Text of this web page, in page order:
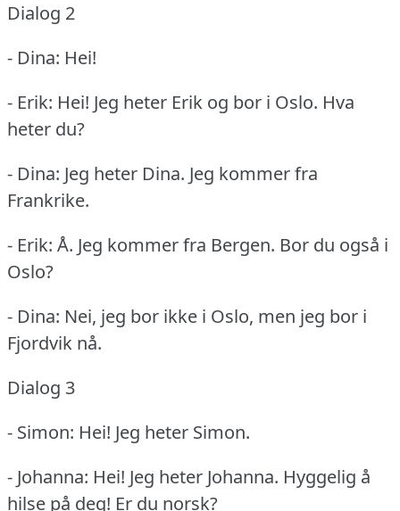
Dialog 2
- Dina: Hei!
- Erik: Hei! Jeg heter Erik og bor i Oslo. Hva
heter du?
- Dina: Jeg heter Dina. Jeg kommer fra
Frankrike.
- Erik: Å. Jeg kommer fra Bergen. Bor du også i
Oslo?
- Dina: Nei, jeg bor ikke i Oslo, men jeg bor i
Fjordvik nå.
Dialog 3
- Simon: Hei! Jeg heter Simon.
- Johanna: Hei! Jeg heter Johanna. Hyggelig å
hilse på deg! Er du norsk?